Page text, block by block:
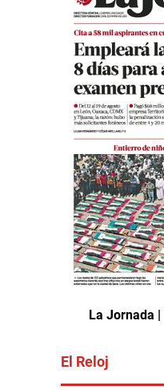
La Jornada
El Reloj